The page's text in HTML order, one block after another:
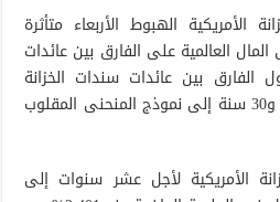
الأمريكية الهبوط الأربعاء متأثرة
العالمية على الفارق بين عائدات
الفارق بين عائدات سندات الخزانة
الأمريكية لأجل خمس سنوات و30 سنة إلى نموذج المنحنى المقلوب
الأمريكية لأجل عشر سنوات إلى